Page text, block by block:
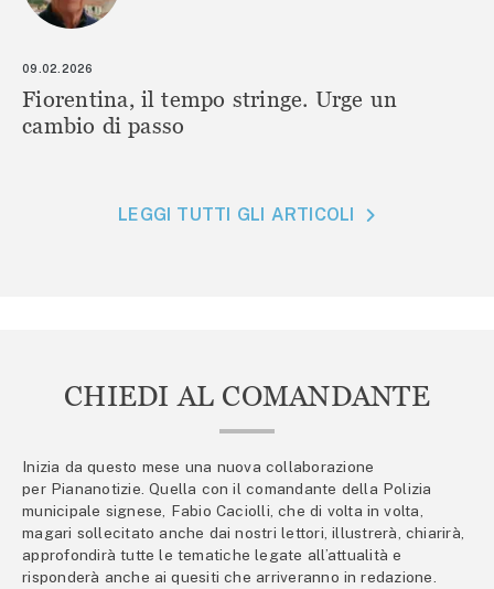
09.02.2026
Fiorentina, il tempo stringe. Urge un
cambio di passo
LEGGI TUTTI GLI ARTICOLI
CHIEDI AL COMANDANTE
Inizia da questo mese una nuova collaborazione
per Piananotizie. Quella con il comandante della Polizia
municipale signese, Fabio Caciolli, che di volta in volta,
magari sollecitato anche dai nostri lettori, illustrerà, chiarirà,
approfondirà tutte le tematiche legate all’attualità e
risponderà anche ai quesiti che arriveranno in redazione.